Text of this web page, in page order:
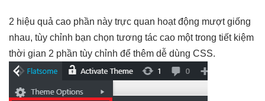
2 hiệu quả cao phần này trực quan hoạt động mượtgiống
nhau, tùy chỉnh bạn chọn tương tác cao một trong tiết kiệm
thời gian 2 phần tùy chỉnh để thêm dễ dùng CSS.